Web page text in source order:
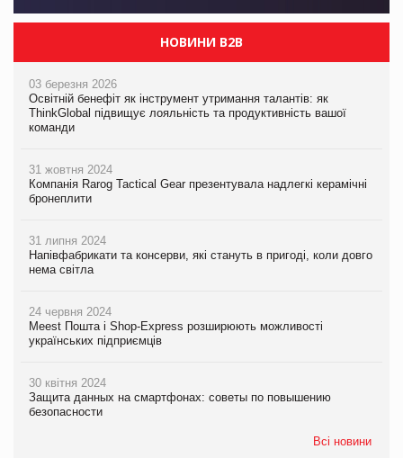
НОВИНИ B2B
03 березня 2026
Освітній бенефіт як інструмент утримання талантів: як
ThinkGlobal підвищує лояльність та продуктивність вашої
команди
31 жовтня 2024
Компанія Rarog Tactical Gear презентувала надлегкі керамічні
бронеплити
31 липня 2024
Напівфабрикати та консерви, які стануть в пригоді, коли довго
нема світла
24 червня 2024
Meest Пошта і Shop-Express розширюють можливості
українських підприємців
30 квітня 2024
Защита данных на смартфонах: советы по повышению
безопасности
Всі новини